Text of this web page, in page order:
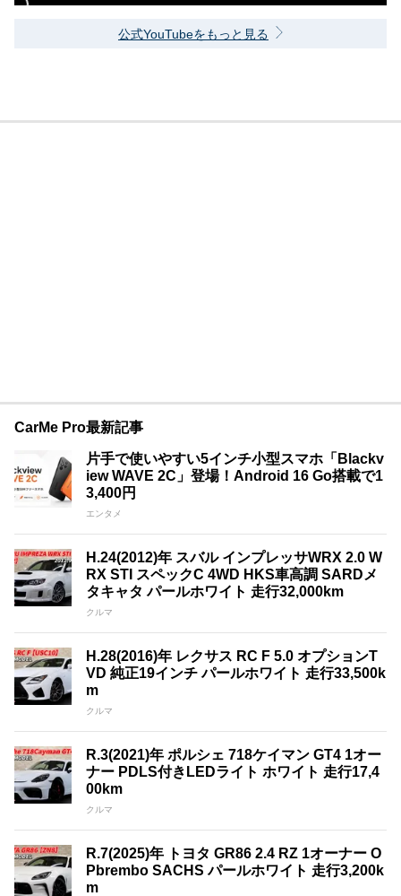
公式YouTubeをもっと見る
CarMe Pro最新記事
片手で使いやすい5インチ小型スマホ「Blackv
iew WAVE 2C」登場！Android 16 Go搭載で1
3,400円
エンタメ
H.24(2012)年 スバル インプレッサWRX 2.0 W
RX STI スペックC 4WD HKS車高調 SARDメ
タキャタ パールホワイト 走行32,000km
クルマ
H.28(2016)年 レクサス RC F 5.0 オプションT
VD 純正19インチ パールホワイト 走行33,500k
m
クルマ
R.3(2021)年 ポルシェ 718ケイマン GT4 1オー
ナー PDLS付きLEDライト ホワイト 走行17,4
00km
クルマ
R.7(2025)年 トヨタ GR86 2.4 RZ 1オーナー O
Pbrembo SACHS パールホワイト 走行3,200k
m